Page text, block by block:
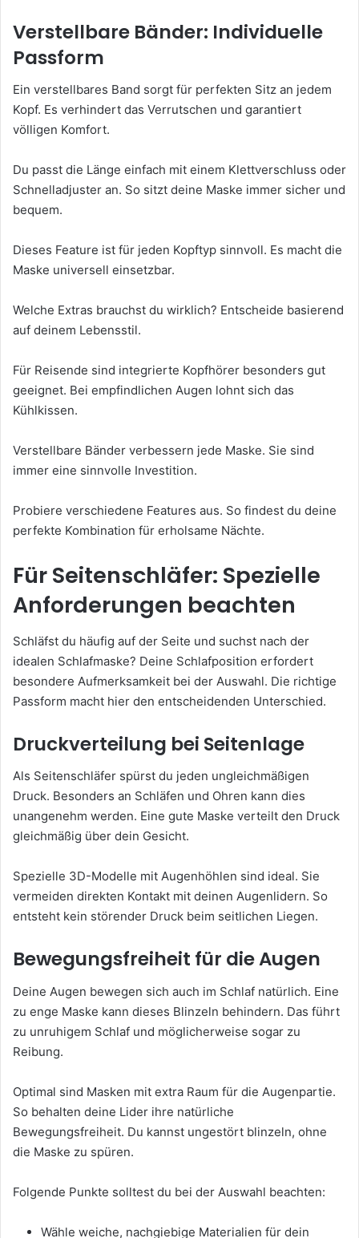
Verstellbare Bänder: Individuelle
Passform
Ein verstellbares Band sorgt für perfekten Sitz an jedem
Kopf. Es verhindert das Verrutschen und garantiert
völligen Komfort.
Du passt die Länge einfach mit einem Klettverschluss oder
Schnelladjuster an. So sitzt deine Maske immer sicher und
bequem.
Dieses Feature ist für jeden Kopftyp sinnvoll. Es macht die
Maske universell einsetzbar.
Welche Extras brauchst du wirklich? Entscheide basierend
auf deinem Lebensstil.
Für Reisende sind integrierte Kopfhörer besonders gut
geeignet. Bei empfindlichen Augen lohnt sich das
Kühlkissen.
Verstellbare Bänder verbessern jede Maske. Sie sind
immer eine sinnvolle Investition.
Probiere verschiedene Features aus. So findest du deine
perfekte Kombination für erholsame Nächte.
Für Seitenschläfer: Spezielle
Anforderungen beachten
Schläfst du häufig auf der Seite und suchst nach der
idealen Schlafmaske? Deine Schlafposition erfordert
besondere Aufmerksamkeit bei der Auswahl. Die richtige
Passform macht hier den entscheidenden Unterschied.
Druckverteilung bei Seitenlage
Als Seitenschläfer spürst du jeden ungleichmäßigen
Druck. Besonders an Schläfen und Ohren kann dies
unangenehm werden. Eine gute Maske verteilt den Druck
gleichmäßig über dein Gesicht.
Spezielle 3D-Modelle mit Augenhöhlen sind ideal. Sie
vermeiden direkten Kontakt mit deinen Augenlidern. So
entsteht kein störender Druck beim seitlichen Liegen.
Bewegungsfreiheit für die Augen
Deine Augen bewegen sich auch im Schlaf natürlich. Eine
zu enge Maske kann dieses Blinzeln behindern. Das führt
zu unruhigem Schlaf und möglicherweise sogar zu
Reibung.
Optimal sind Masken mit extra Raum für die Augenpartie.
So behalten deine Lider ihre natürliche
Bewegungsfreiheit. Du kannst ungestört blinzeln, ohne
die Maske zu spüren.
Folgende Punkte solltest du bei der Auswahl beachten:
Wähle weiche, nachgiebige Materialien für dein